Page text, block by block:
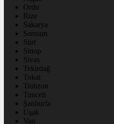
Ordu
Rize
Sakarya
Samsun
Siirt
Sinop
Sivas
Tekirdağ
Tokat
Trabzon
Tunceli
Şanlıurfa
Uşak
Van